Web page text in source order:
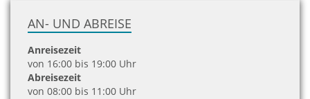
AN- UND ABREISE
Anreisezeit
von 16:00 bis 19:00 Uhr
Abreisezeit
von 08:00 bis 11:00 Uhr